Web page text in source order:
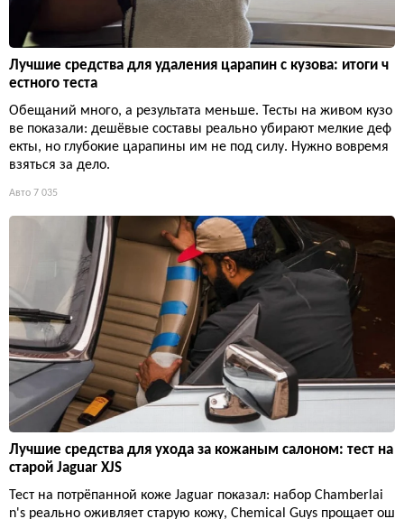
Лучшие средства для удаления царапин с кузова: итоги ч
естного теста
Обещаний много, а результата меньше. Тесты на живом кузо
ве показали: дешёвые составы реально убирают мелкие деф
екты, но глубокие царапины им не под силу. Нужно вовремя
взяться за дело.
Авто 7 035
Лучшие средства для ухода за кожаным салоном: тест на
старой Jaguar XJS
Тест на потрёпанной коже Jaguar показал: набор Chamberlai
n's реально оживляет старую кожу, Chemical Guys прощает ош